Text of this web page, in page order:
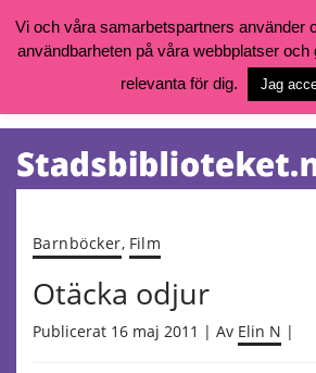
Vill du söka böcker, logga in på ditt
goteborg.se/bibliotek
Öppettider, katalog och kontakt
Tjänster
Barnböcker, Film
Otäcka odjur
Publicerat 16 maj 2011 | Av Elin N |
Vi och våra samarbetspartners använder
användbarheten på våra webbplatser
relevanta för dig.
Jag